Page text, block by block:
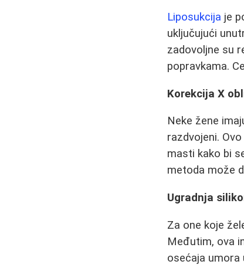
Liposukcija je
uključujući
zadovoljne su
popravkama.
Korekcija X
Neke žene
razdvojeni.
masti kako bi
metoda može
Ugradnja
Za one koje
Međutim, ova
osećaja umora